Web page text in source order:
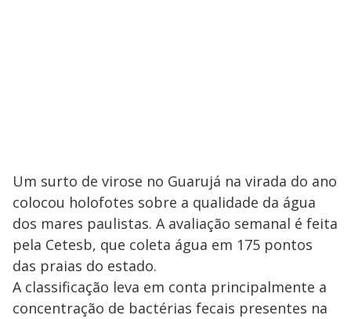
Um surto de virose no Guarujá na virada do ano
colocou holofotes sobre a qualidade da água
dos mares paulistas. A avaliação semanal é feita
pela Cetesb, que coleta água em 175 pontos
das praias do estado.
A classificação leva em conta principalmente a
concentração de bactérias fecais presentes na